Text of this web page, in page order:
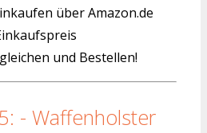
über Amazon.de
und Bestellen!
- Waffenholster